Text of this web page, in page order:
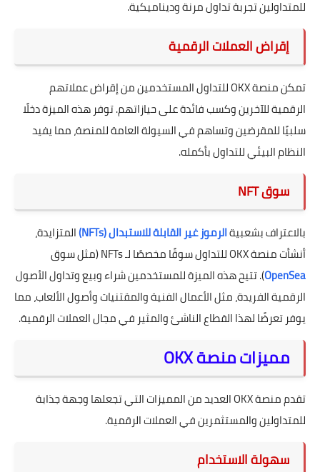
للمتداولين تجربة تداول مرنة وديناميكية.
إقراض العملات الرقمية
تمكن منصة OKX للتداول المستخدمين من إقراض عملاتهم
الرقمية للآخرين وكسب فائدة على حيازاتهم. توفر هذه الميزة دخلًا
سلبيًا للمقرضين وتساهم في السيولة العامة للمنصة، مما يفيد
النظام البيئي للتداول بأكمله.
سوق NFT
بالاعتراف بشعبيةالرموز غير القابلة للاستبدال (NFTs)
المتزايدة،
أنشأت منصة OKX للتداول سوقًا مخصصًا لـ NFTs (مثل سوق
OpenSea). تتيح هذه الميزة للمستخدمين شراء وبيع وتداول الأصول
الرقمية الفريدة، مثل الأعمال الفنية والمقتنيات وأصول الألعاب، مما
يوفر تعرضًا لهذا القطاع الناشئ والمثير في مجال العملات الرقمية.
مميزات منصة OKX
تقدم منصة OKX العديد من المميزات التي تجعلها وجهة جذابة
للمتداولين والمستثمرين في العملات الرقمية.
سهولة الاستخدام